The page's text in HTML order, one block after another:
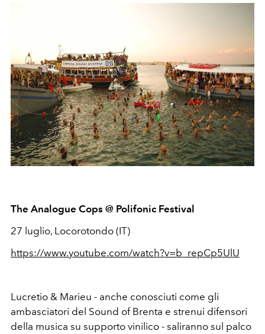
The Analogue Cops @ Polifonic Festival
27 luglio, Locorotondo (IT)
https://www.youtube.com/watch?v=b_repCp5UlU
Lucretio & Marieu - anche conosciuti come gli
ambasciatori del Sound of Brenta e strenui difensori
della musica su supporto vinilico - saliranno sul palco